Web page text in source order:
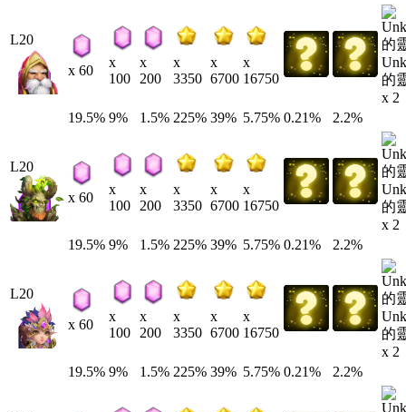
L20
x 60
x
100
x
200
x
3350
x
6700
x
16750
的
x 2
19.5% 9% 1.5% 225% 39% 5.75% 0.21% 2.2%
L20
x 60
x
100
x
200
x
3350
x
6700
x
16750
的
x 2
19.5% 9% 1.5% 225% 39% 5.75% 0.21% 2.2%
L20
x 60
x
100
x
200
x
3350
x
6700
x
16750
的
x 2
19.5% 9% 1.5% 225% 39% 5.75% 0.21% 2.2%